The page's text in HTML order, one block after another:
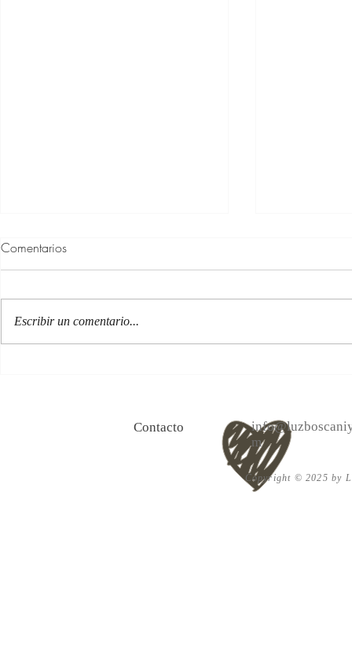
Comentarios
Escribir un comentario...
Contacto
m
Copyright © 2025 by